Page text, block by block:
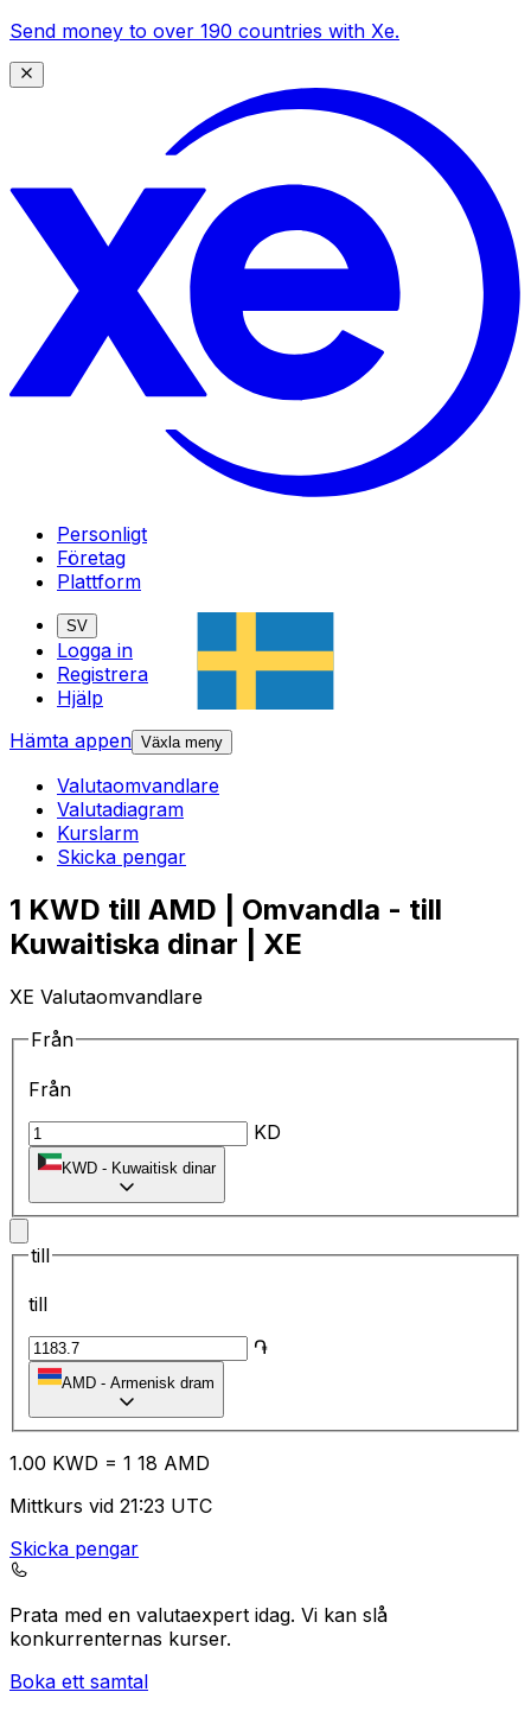
Send money to over 190 countries with Xe.
Personligt
Företag
Plattform
SV
Logga in
Registrera
Hjälp
Hämta appen Växla meny
Valutaomvandlare
Valutadiagram
Kurslarm
Skicka pengar
1 KWD till AMD | Omvandla - till
Kuwaitiska dinar | XE
XE Valutaomvandlare
Från
Från
KD
KWD - Kuwaitisk dinar
till
till
֏
AMD - Armenisk dram
1.00 KWD = 1 18 AMD
Mittkurs vid 21:23 UTC
Skicka pengar
Prata med en valutaexpert idag. Vi kan slå
konkurrenternas kurser.
Boka ett samtal